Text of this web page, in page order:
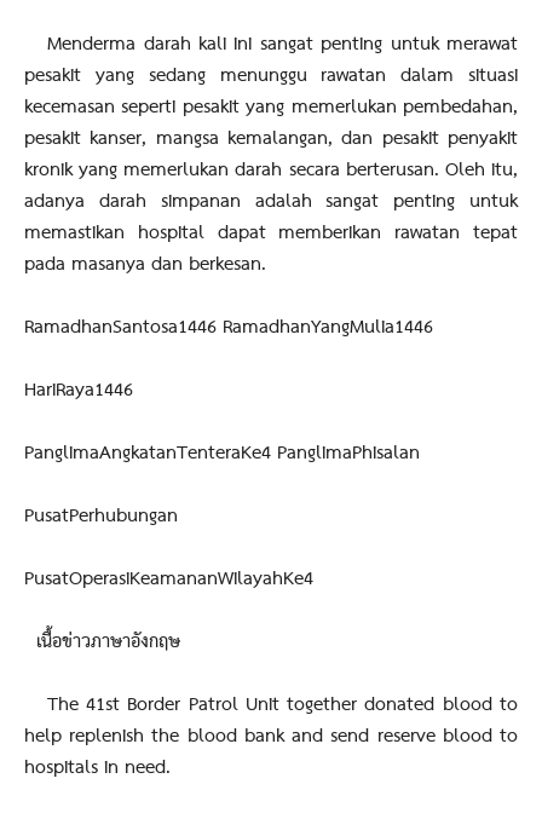
Menderma darah kali ini sangat penting untuk merawat
pesakit yang sedang menunggu rawatan dalam situasi
kecemasan seperti pesakit yang memerlukan pembedahan,
pesakit kanser, mangsa kemalangan, dan pesakit penyakit
kronik yang memerlukan darah secara berterusan. Oleh itu,
adanya darah simpanan adalah sangat penting untuk
memastikan hospital dapat memberikan rawatan tepat
pada masanya dan berkesan.
RamadhanSantosa1446 RamadhanYangMulia1446
HariRaya1446
PanglimaAngkatanTenteraKe4 PanglimaPhisalan
PusatPerhubungan
PusatOperasiKeamananWilayahKe4
เนื้อข่าวภาษาอังกฤษ
The 41st Border Patrol Unit together donated blood to
help replenish the blood bank and send reserve blood to
hospitals in need.